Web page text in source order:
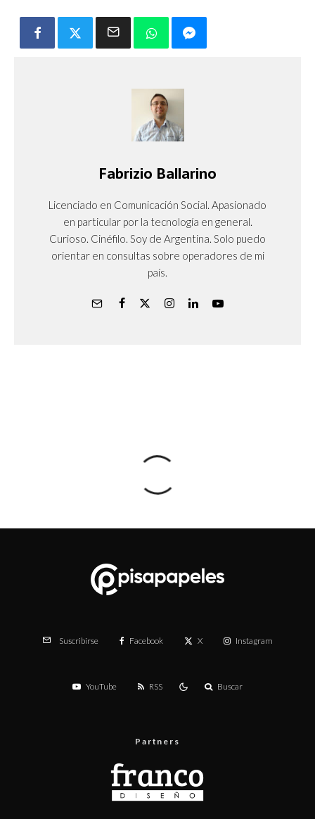
Fabrizio Ballarino
Licenciado en Comunicación Social. Apasionado
en particular por la tecnología en general.
Curioso. Cinéfilo. Soy de Argentina. Solo puedo
orientar en consultas sobre operadores de mi
país.
Suscribirse Facebook X Instagram
YouTube RSS Buscar
Partners